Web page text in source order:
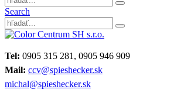
Search
Tel: 0905 315 281, 0905 946 909
Mail: ccv@spieshecker.sk
michal@spieshecker.sk